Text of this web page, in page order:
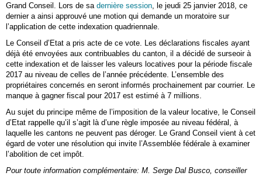
Grand Conseil. Lors de sa dernière session, le jeudi 25 janvier2018, ce
dernier a ainsi approuvé une motion qui demande un moratoire sur
l’application de cette indexation quadriennale.
Le Conseil d’Etat a pris acte de ce vote. Les déclarations fiscales ayant
déjà été envoyées aux contribuables du canton, il a décidé de surseoir à
cette indexation et de laisser les valeurs locatives pour la période fiscale
2017 au niveau de celles de l’année précédente. L’ensemble des
propriétaires concernés en seront informés prochainement par courrier. Le
manque à gagner fiscal pour 2017 est estimé à 7 millions.
Au sujet du principe même de l’imposition de la valeur locative, le Conseil
d’Etat rappelle qu’il s’agit là d’une règle imposée au niveau fédéral, à
laquelle les cantons ne peuvent pas déroger. Le Grand Conseil vient à cet
égard de voter une résolution qui invite l’Assemblée fédérale à examiner
l’abolition de cet impôt.
Pour toute information complémentaire: M. Serge Dal Busco, conseiller